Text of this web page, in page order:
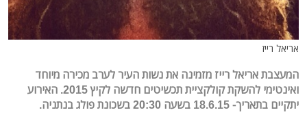
אריאל רייז
המעצבת אריאל רייז מזמינה את נשות העיר לערב מכירה מיוחד
ואינטימי להשקת קולקציית תכשיטים חדשה לקיץ 2015. האירוע
יתקיים בתאריך- 18.6.15 בשעה 20:30 בשכונת פולג בנתניה.